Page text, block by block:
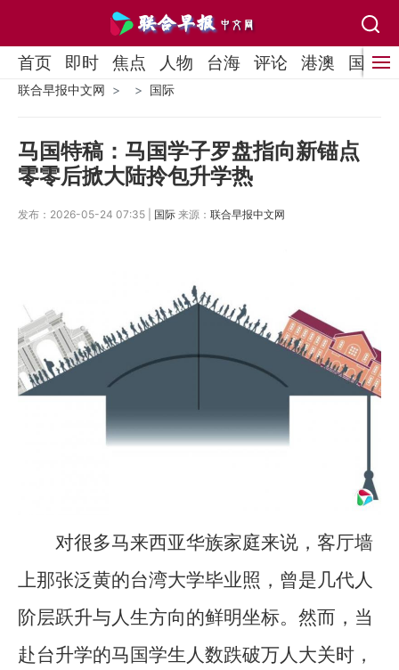
首页 即时 焦点 人物 台海 评论 港澳 国际
联合早报中文网 国际
马国特稿：马国学子罗盘指向新锚点
零零后掀大陆拎包升学热
发布：2026-05-24 07:35 | 国际 来源： 联合早报中文网
对很多马来西亚华族家庭来说，客厅墙
上那张泛黄的台湾大学毕业照，曾是几代人
阶层跃升与人生方向的鲜明坐标。然而，当
赴台升学的马国学生人数跌破万人大关时，